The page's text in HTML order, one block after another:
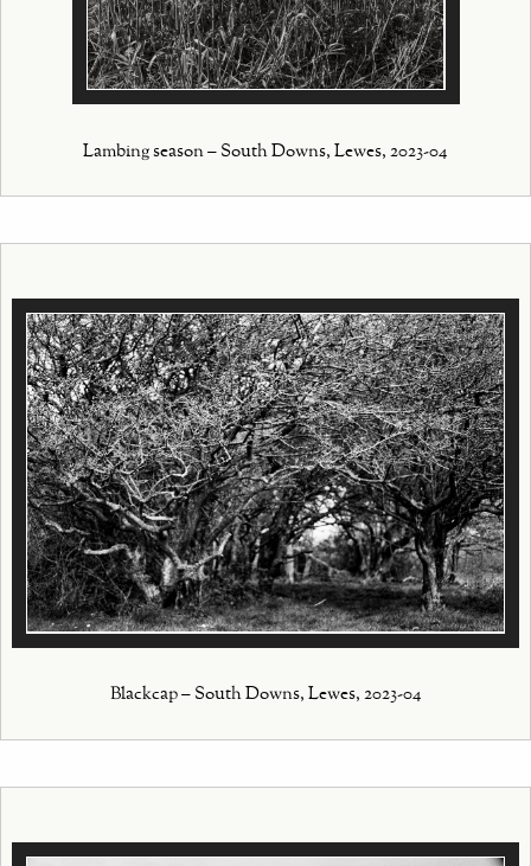
Lambing season – South Downs, Lewes, 2023-04
Blackcap – South Downs, Lewes, 2023-04